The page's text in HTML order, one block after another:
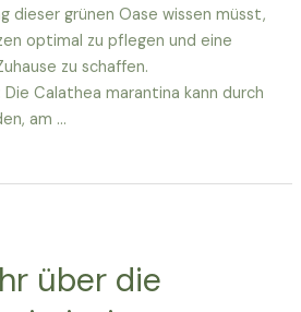
dieser grünen Oase wissen müsst,
optimal zu pflegen und eine
zu schaffen.
Die Calathea marantina kann durch
am …
über die